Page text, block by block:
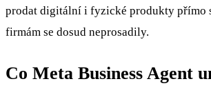
prodat digitální i fyzické produkty přímo
firmám se dosud neprosadily.
Co Meta Business Agent